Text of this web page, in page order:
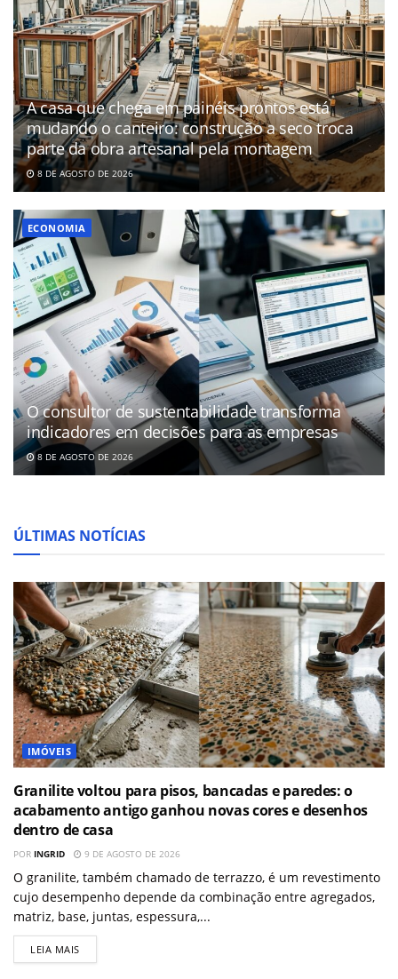
A casa que chega em painéis prontos está
mudando o canteiro: construção a seco troca
parte da obra artesanal pela montagem
8 DE AGOSTO DE 2026
ECONOMIA
O consultor de sustentabilidade transforma
indicadores em decisões para as empresas
8 DE AGOSTO DE 2026
ÚLTIMAS NOTÍCIAS
IMÓVEIS
Granilite voltou para pisos, bancadas e paredes: o
acabamento antigo ganhou novas cores e desenhos
dentro de casa
POR INGRID 9 DE AGOSTO DE 2026
O granilite, também chamado de terrazzo, é um revestimento
cujo desempenho depende da combinação entre agregados,
matriz, base, juntas, espessura,...
LEIA MAIS